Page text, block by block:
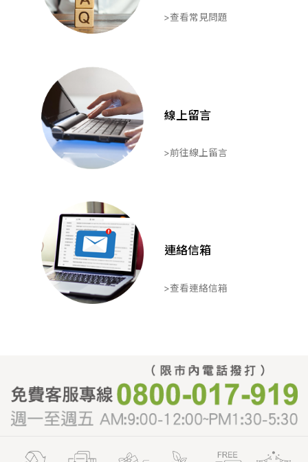
>查看常見問題
線上留言
>前往線上留言
連絡信箱
>查看連絡信箱